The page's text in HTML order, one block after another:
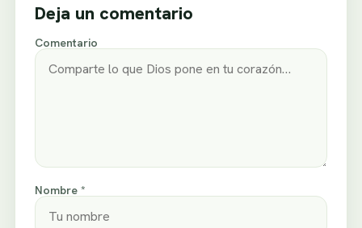
Deja un comentario
Comentario
Nombre *